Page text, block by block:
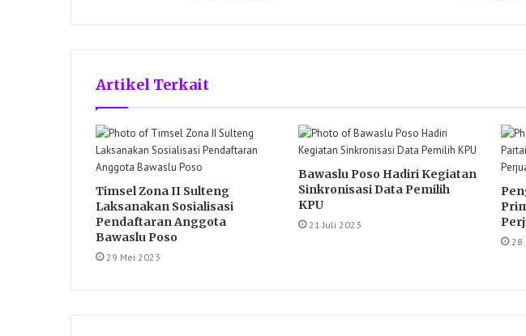
Artikel Terkait
Timsel Zona II Sulteng
Laksanakan Sosialisasi
Pendaftaran Anggota
Bawaslu Poso
29 Mei 2023
Bawaslu Poso Hadiri Kegiatan
Sinkronisasi Data Pemilih
KPU
21 Juli 2023
28